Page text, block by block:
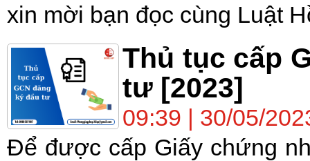
xin mời bạn đọc cùng Luật
Thủ tục cấp
tư [2023]
09:39 | 30/05/
Để được cấp Giấy chứng